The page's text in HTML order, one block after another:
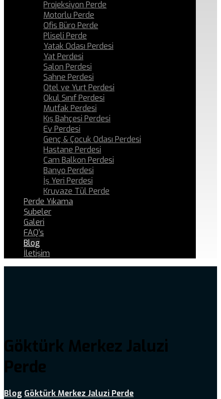
Projeksiyon Perde
Motorlu Perde
Ofis Büro Perde
Pliseli Perde
Yatak Odası Perdesi
Yat Perdesi
Salon Perdesi
Sahne Perdesi
Otel ve Yurt Perdesi
Okul Sınıf Perdesi
Mutfak Perdesi
Kış Bahçesi Perdesi
Ev Perdesi
Genç & Çocuk Odası Perdesi
Hastane Perdesi
Cam Balkon Perdesi
Banyo Perdesi
İş Yeri Perdesi
Kruvaze Tül Perde
Perde Yıkama
Şubeler
Galeri
FAQ’s
Blog
İletişim
Göktürk Merkez Jaluzi
Perde
Blog Göktürk Merkez Jaluzi Perde